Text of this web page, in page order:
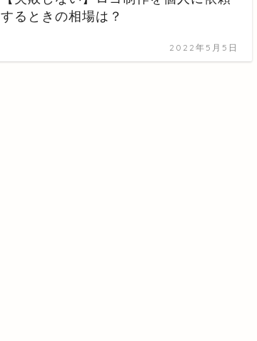
するときの相場は？
2022年5月5日